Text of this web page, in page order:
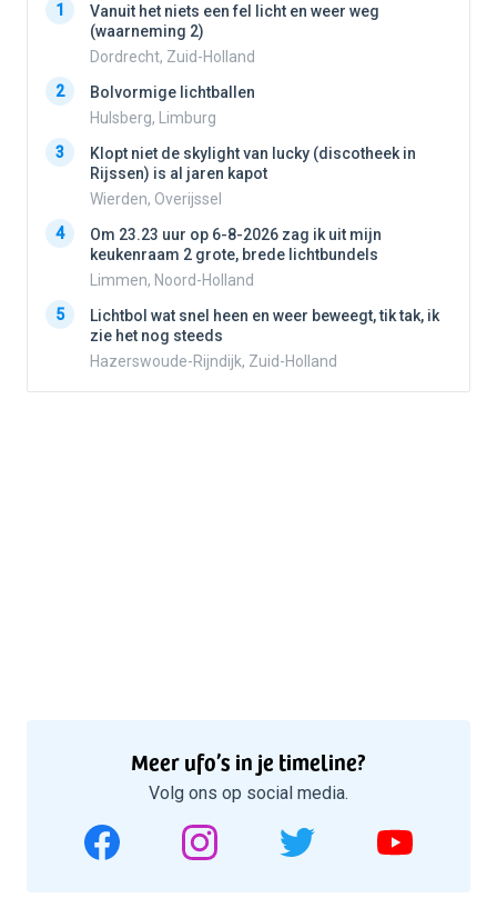
1
Vanuit het niets een fel licht en weer weg
(waarneming 2)
Dordrecht, Zuid-Holland
2
Bolvormige lichtballen
Hulsberg, Limburg
3
Klopt niet de skylight van lucky (discotheek in
Rijssen) is al jaren kapot
Wierden, Overijssel
4
Om 23.23 uur op 6-8-2026 zag ik uit mijn
keukenraam 2 grote, brede lichtbundels
Limmen, Noord-Holland
5
Lichtbol wat snel heen en weer beweegt, tik tak, ik
zie het nog steeds
Hazerswoude-Rijndijk, Zuid-Holland
Meer ufo’s in je timeline?
Volg ons op social media.